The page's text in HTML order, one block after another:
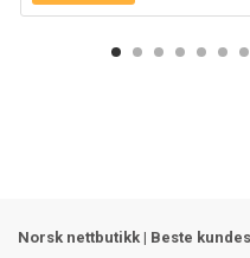
Norsk nettbutikk | Beste